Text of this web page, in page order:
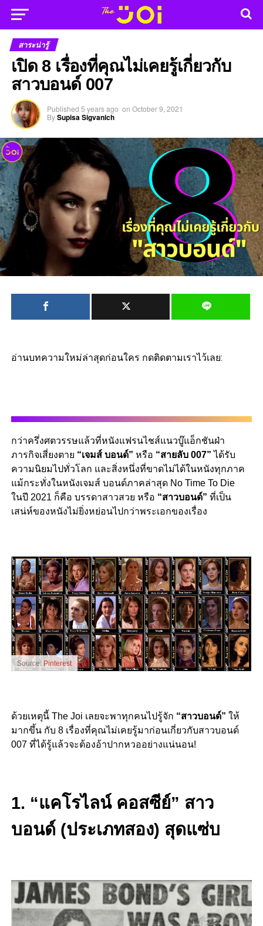
สาระน่ารู้
เปิด 8 เรื่องที่คุณไม่เคยรู้เกี่ยวกับ
สาวบอนด์ 007
Published 5 years ago on October 9, 2021
BySupisa Sigvanich
อ่านบทความใหม่ล่าสุดก่อนใคร กดติดตามเราไว้เลย:
กว่าครึ่งศตวรรษแล้วที่หนังแฟรนไชส์​แนวบู๊แอ็กชันฝ่า
ภารกิจเสี่ยงตาย “เจมส์ บอนด์” หรือ “สายลับ 007” ได้รับ
ความนิยมไปทั่วโลก และสิ่งหนึ่งที่ขาดไม่ได้ในหนังทุกภาค
แม้กระทั่งในหนังเจมส์ บอนด์ภาคล่าสุด No Time To Die
ในปี 2021 ก็คือ บรรดาสาวสวย หรือ “สาวบอนด์” ที่เป็น
เสน่ห์ของหนังไม่ยิ่งหย่อนไปกว่าพระเอกของเรื่อง
Source: Pinterest
ด้วยเหตุนี้ The Joi เลยจะพาทุกคนไปรู้จัก “สาวบอนด์” ให้
มากขึ้น กับ 8 เรื่องที่คุณไม่เคยรู้มาก่อนเกี่ยวกับสาวบอนด์
007 ที่ได้รู้แล้วจะต้องอ้าปากหวออย่างแน่นอน!
1. “แคโรไลน์ คอสซีย์” สาว
บอนด์ (ประเภทสอง) สุดแซ่บ